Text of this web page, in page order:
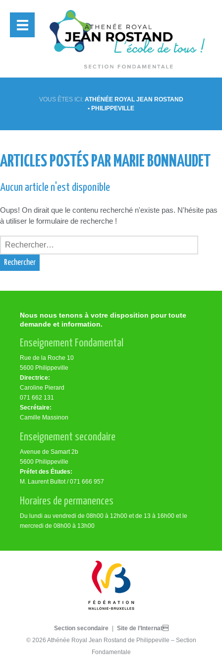
VOUS ÊTES ICI: ATHÉNÉE ROYAL JEAN ROSTAND
• PHILIPPEVILLE
ARTICLES POSTÉS PAR MARIE BONNAUDET
Aucun article n'est disponible
Oups! On dirait que le contenu recherché n'existe pas. N'hésite pas
à utiliser le formulaire de recherche !
Nous nous tenons à votre disposition pour toute
demande et information.
Enseignement Fondamental
Rue de la Roche 10
5600 Philippeville
Directrice:
Caroline Pierard
071 662 131
Secrétaire:
Camille Massinon
Enseignement secondaire
Avenue de Samart 2b
5600 Philippeville
Préfet des Études:
M. Laurent Bultot / 071 666 957
Horaires de permanences
Du lundi au vendredi de 08h00 à 12h00 et de 13 à 16h00 et le
mercredi de 08h00 à 13h00
Section secondaire
Site de l’Internat
© 2026 Athénée Royal Jean Rostand de Philippeville – Section
Fondamentale